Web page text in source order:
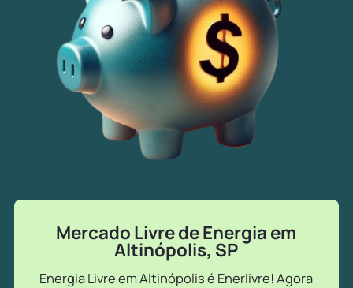
Mercado Livre de Energia em
Altinópolis, SP
Energia Livre em Altinópolis é Enerlivre! Agora